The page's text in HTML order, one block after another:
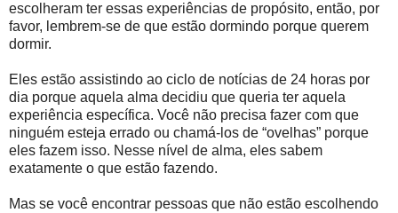
escolheram ter essas experiências de propósito, então, por
favor, lembrem-se de que estão dormindo porque querem
dormir.
Eles estão assistindo ao ciclo de notícias de 24 horas por
dia porque aquela alma decidiu que queria ter aquela
experiência específica. Você não precisa fazer com que
ninguém esteja errado ou chamá-los de “ovelhas” porque
eles fazem isso. Nesse nível de alma, eles sabem
exatamente o que estão fazendo.
Mas se você encontrar pessoas que não estão escolhendo